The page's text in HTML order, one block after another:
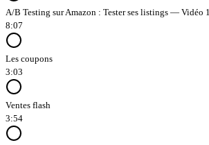
A/B Testing sur Amazon : Tester ses listings — Vidéo
8:07
Les coupons
3:03
Ventes flash
3:54